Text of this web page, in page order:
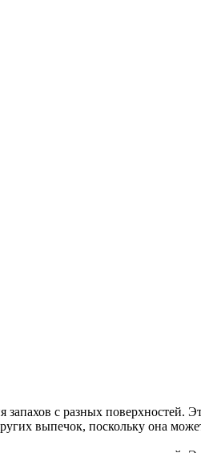
с разных поверхностей.
выпечок, поскольку она